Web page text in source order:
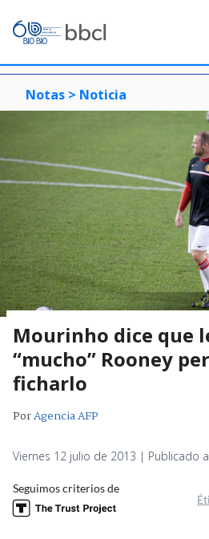
Notas > Noticia
Mourinho dice que
“mucho” Rooney
ficharlo
PorAgencia AFP
Viernes 12 julio de 2013 | Publicado
Seguimos criterios de